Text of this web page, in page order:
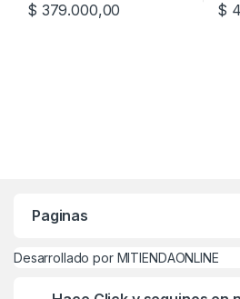
$ 379.000,00 $
Paginas
Desarrollado por MITIENDAONLINE